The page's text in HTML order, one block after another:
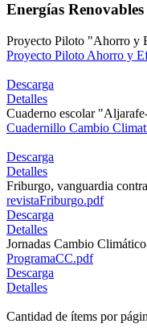
Energías
Proyecto Piloto "Ahorro y
Proyecto Piloto Ahorro y
Descarga
Detalles
Cuaderno escolar
Cuadernillo Cambio
Descarga
Detalles
Friburgo, vanguardia
revistaFriburgo.pdf
Descarga
Detalles
Jornadas Cambio
ProgramaCC.pdf
Descarga
Detalles
Cantidad de ítems por